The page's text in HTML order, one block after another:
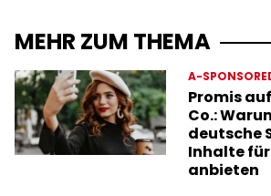
MEHR ZUM THEMA
A-
Promis
Co.:
deutsche
Inhalte
anbieten